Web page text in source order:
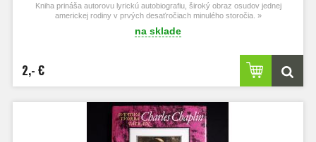
Kniha prináša autorovu lyrickú autobiografiu, široký obraz osudov jednej
americkej rodiny v prvých desaťročiach minulého storočia. »
na sklade
2,- €